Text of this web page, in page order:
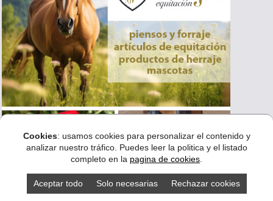
Cookies: usamos cookies para personalizar el contenido y
analizar nuestro tráfico. Puedes leer la politica y el listado
completo en la pagina de cookies
Aceptar todo Solo necesarias Rechazar cookies